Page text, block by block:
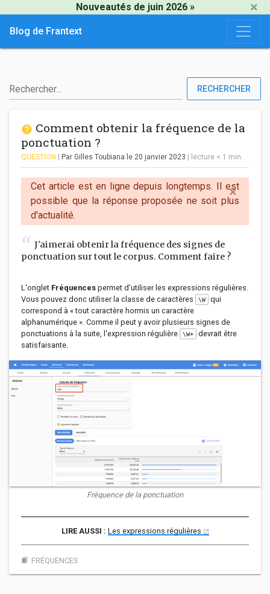
Nouveautés de juin 2026 » ×
Blog de Frantext
RECHERCHER
Comment obtenir la fréquence de la
ponctuation ?
QUESTION Par Gilles Toubiana le 20 janvier 2023 lecture < 1 min.
Cet article est en ligne depuis longtemps. Il est
possible que la réponse proposée ne soit plus
d'actualité.
×
J'aimerai obtenir la fréquence des signes de
ponctuation sur tout le corpus. Comment faire ?
L'onglet Fréquences permet d'utiliser les expressions régulières.
Vous pouvez donc utiliser la classe de caractères
\W
qui
correspond à « tout caractère hormis un caractère
alphanumérique ». Comme il peut y avoir plusieurs signes de
ponctuations à la suite, l'expression régulière
\W+
devrait être
satisfaisante.
Fréquence de la ponctuation
Les expressions régulières
bookmarks FRÉQUENCES